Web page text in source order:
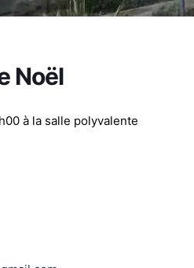
Noël
à la salle polyvalente